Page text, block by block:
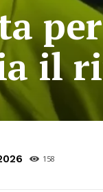
il
158